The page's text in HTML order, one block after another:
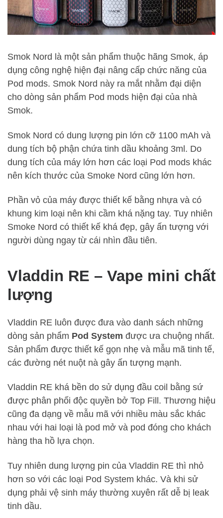
Smok Nord là một sản phẩm thuộc hãng Smok, áp
dụng công nghệ hiện đại nâng cấp chức năng của
Pod mods. Smok Nord này ra mắt nhằm đại diện
cho dòng sản phẩm Pod mods hiện đại của nhà
Smok.
Smok Nord có dung lượng pin lớn cỡ 1100 mAh và
dung tích bộ phận chứa tinh dầu khoảng 3ml. Do
dung tích của máy lớn hơn các loại Pod mods khác
nên kích thước của Smoke Nord cũng lớn hơn.
Phần vỏ của máy được thiết kế bằng nhựa và có
khung kim loại nên khi cầm khá nặng tay. Tuy nhiên
Smoke Nord có thiết kế khá đẹp, gây ấn tượng với
người dùng ngay từ cái nhìn đầu tiên.
Vladdin RE – Vape mini chất
lượng
Vladdin RE luôn được đưa vào danh sách những
dòng sản phẩm Pod System được ưa chuộng nhất.
Sản phẩm được thiết kế gọn nhẹ và mẫu mã tinh tế,
các đường nét nuột nà gây ấn tượng mạnh.
Vladdin RE khá bền do sử dụng đầu coil bằng sứ
được phân phối độc quyền bở Top Fill. Thương hiệu
cũng đa dạng về mẫu mã với nhiều màu sắc khác
nhau với hai loại là pod mở và pod đóng cho khách
hàng tha hồ lựa chọn.
Tuy nhiên dung lượng pin của Vladdin RE thì nhỏ
hơn so với các loại Pod System khác. Và khi sử
dụng phải vệ sinh máy thường xuyên rất dễ bị leak
tinh dầu.